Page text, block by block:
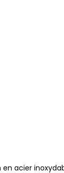
acier